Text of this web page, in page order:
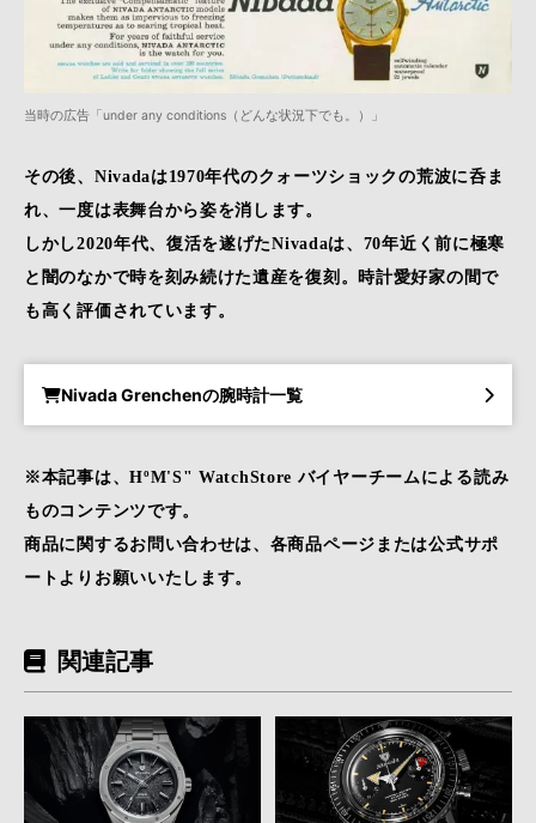
当時の広告「under any conditions（どんな状況下でも。）」
その後、Nivadaは1970年代のクォーツショックの荒波に呑ま
れ、一度は表舞台から姿を消します。
しかし2020年代、復活を遂げたNivadaは、70年近く前に極寒
と闇のなかで時を刻み続けた遺産を復刻。時計愛好家の間で
も高く評価されています。
Nivada Grenchenの腕時計一覧
※本記事は、HºM'S" WatchStore バイヤーチームによる読み
ものコンテンツです。
商品に関するお問い合わせは、各商品ページまたは公式サポ
ートよりお願いいたします。
関連記事